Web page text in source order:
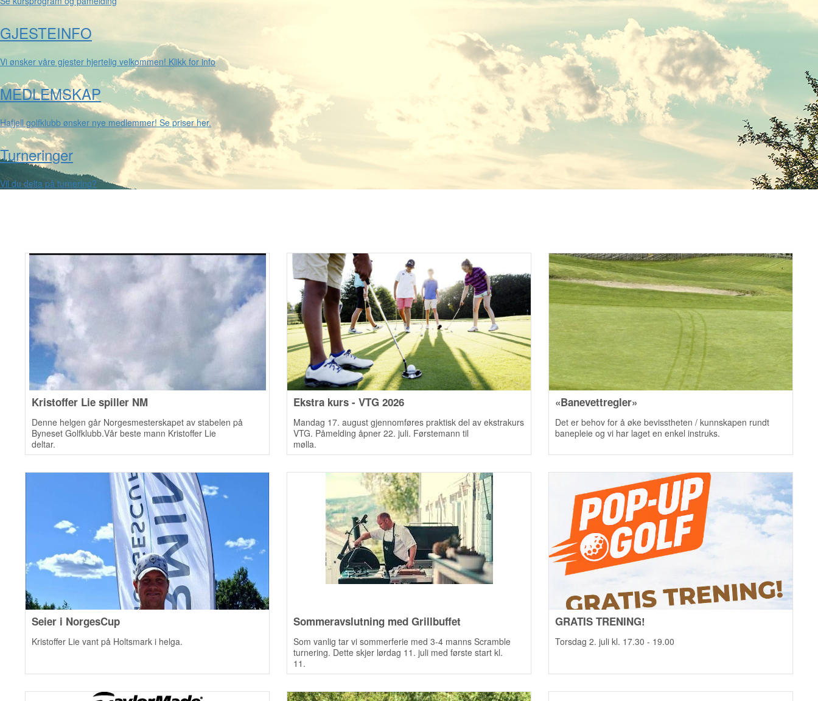
GJESTEINFO
Vi ønsker våre gjester hjertelig velkommen! Klikk for info
MEDLEMSKAP
Hafjell golfklubb ønsker nye medlemmer! Se priser her.
Turneringer
Vil du delta på turnering?
Kristoffer Lie spiller NM
Denne helgen går Norgesmesterskapet av stabelen på
Byneset Golfklubb.Vår beste mann Kristoffer Lie
deltar.
Ekstra kurs - VTG 2026
Mandag 17. august gjennomføres praktisk del av ekstrakurs
VTG. Påmelding åpner 22. juli. Førstemann til
mølla.
«Banevettregler»
Det er behov for å øke bevisstheten / kunnskapen rundt
banepleie og vi har laget en enkel instruks.
Seier i NorgesCup
Kristoffer Lie vant på Holtsmark i helga.
Sommeravslutning med Grillbuffet
Som vanlig tar vi sommerferie med 3-4 manns Scramble
turnering. Dette skjer lørdag 11. juli med første start kl.
11.
GRATIS TRENING!
Torsdag 2. juli kl. 17.30 - 19.00